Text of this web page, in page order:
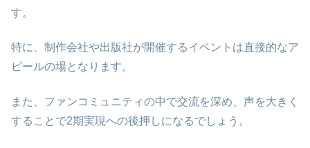
す。
特に、制作会社や出版社が開催するイベントは直接的なア
ピールの場となります。
また、ファンコミュニティの中で交流を深め、声を大きく
することで2期実現への後押しになるでしょう。